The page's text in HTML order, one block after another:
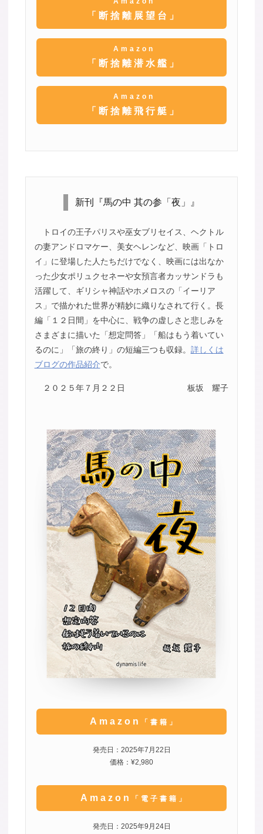
「断捨離展望台」
Amazon
「断捨離潜水艦」
Amazon
「断捨離飛行艇」
新刊『馬の中 其の参「夜」』
トロイの王子パリスや巫女ブリセイス、ヘクトル
の妻アンドロマケー、美女ヘレンなど、映画「トロ
イ」に登場した人たちだけでなく、映画には出なか
った少女ポリュクセネーや女預言者カッサンドラも
活躍して、ギリシャ神話やホメロスの「イーリア
ス」で描かれた世界が精妙に織りなされて行く。長
編「１２日間」を中心に、戦争の虚しさと悲しみを
さまざまに描いた「想定問答」「船はもう着いてい
るのに」「旅の終り」の短編三つも収録。 詳しくは
ブログの作品紹介で。
２０２５年７月２２日 板坂 耀子
Amazon 「書籍」
発売日：2025年7月22日
価格：¥2,980
Amazon 「電子書籍」
発売日：2025年9月24日